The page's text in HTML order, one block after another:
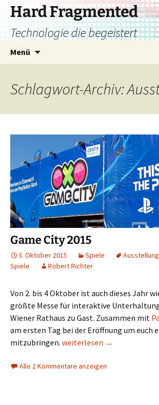
Zum
Inhalt
springen
Hard Fragmented
Technologie die begeistert
Menü
Schlagwort-Archiv:
Game City 2015
3. Oktober 2015 Spiele Ausstellung
Spiele
Robert Richter
Von 2. bis 4 Oktober ist auch dieses Jahr
größte Messe für interaktive
Wiener Rathaus zu Gast. Zusammen mit
am ersten Tag bei der Eröffnung um euch
mitzubringen. Game City 2015
weiterlesen →
Alle 2 Kommentare anzeigen